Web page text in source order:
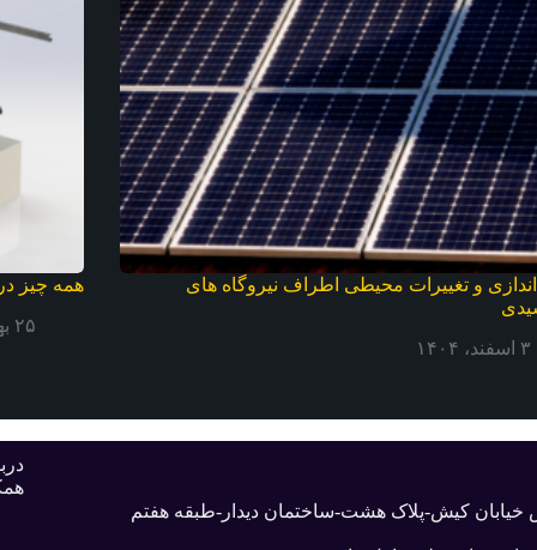
و تغییرات محیطی اطراف نیروگاه های
۳ اسفند، ۱۴۰۴
همه چیز
۲۵ بهمن، ۱۴۰۴
خیابان کیش-پلاک هشت-ساختمان دیدار-طبقه هفتم